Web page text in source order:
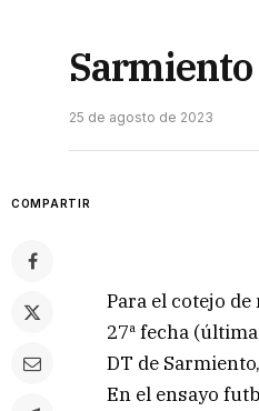
25 de agosto de 2023
COMPARTIR
Para el cotejo
27ª fecha
DT de
En el ensayo